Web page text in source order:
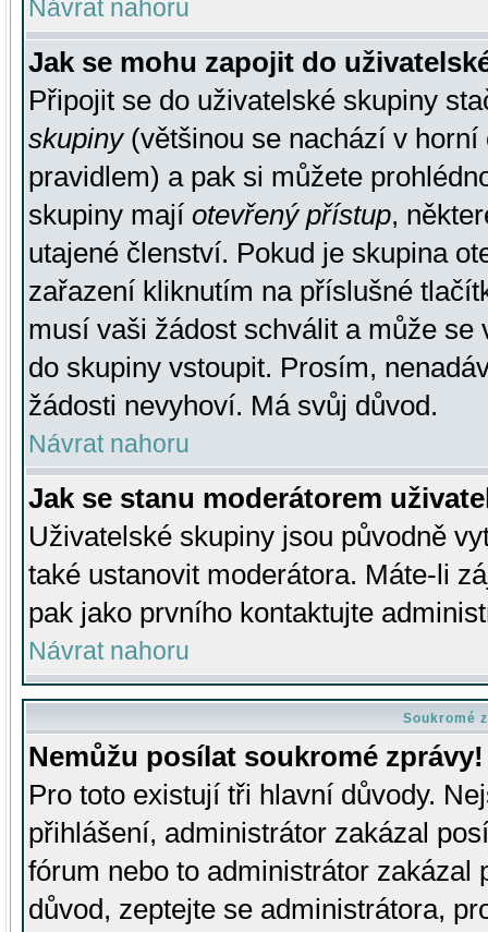
Návrat nahoru
Jak se mohu zapojit do
Připojit se do uživatelské skupiny
skupiny(většinou se nachází v horní
pravidlem) a pak si můžete
skupiny mají otevřený přístup,
utajené členství. Pokud je skupina
zařazení kliknutím na příslušné
musí vaši žádost schválit a může se
do skupiny vstoupit. Prosím,
žádosti nevyhoví. Má svůj důvod.
Návrat nahoru
Jak se stanu moderátorem
Uživatelské skupiny jsou původně
také ustanovit moderátora. Máte-li
pak jako prvního kontaktujte
Návrat nahoru
Soukromé
Nemůžu posílat soukromé zprávy!
Pro toto existují tři hlavní důvody.
přihlášení, administrátor zakázal
fórum nebo to administrátor zakázal
důvod, zeptejte se administrátora,